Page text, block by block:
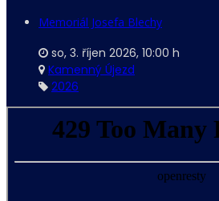
Memoriál Josefa Blechy
so, 3. říjen 2026, 10:00 h
Kamenný Újezd
2026